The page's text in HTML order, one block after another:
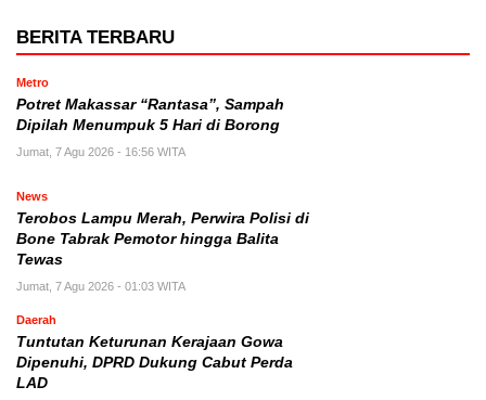
BERITA TERBARU
Metro
Potret Makassar “Rantasa”, Sampah
Dipilah Menumpuk 5 Hari di Borong
Jumat, 7 Agu 2026 - 16:56 WITA
News
Terobos Lampu Merah, Perwira Polisi di
Bone Tabrak Pemotor hingga Balita
Tewas
Jumat, 7 Agu 2026 - 01:03 WITA
Daerah
Tuntutan Keturunan Kerajaan Gowa
Dipenuhi, DPRD Dukung Cabut Perda
LAD